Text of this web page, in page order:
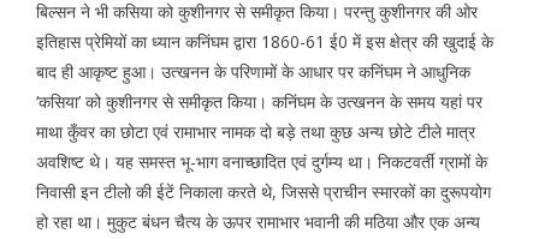
बिल्सन ने भी कसिया को कुशीनगर से समीकृत किया। परन्तु कुशीनगर की ओर
इतिहास प्रेमियों का ध्यान कनिंघम द्वारा 1860-61 ई0 में इस क्षेत्र की खुदाई के
बाद ही आकृष्ट हुआ। उत्खनन के परिणामों के आधार पर कनिंघम ने आधुनिक
‘कसिया’ को कुशीनगर से समीकृत किया। कनिंघम के उत्खनन के समय यहां पर
माथा कुँवर का छोटा एवं रामाभार नामक दो बड़े तथा कुछ अन्य छोटे टीले मात्र
अवशिष्ट थे। यह समस्त भू-भाग वनाच्छादित एवं दुर्गम्य था। निकटवर्ती ग्रामों के
निवासी इन टीलो की ईटें निकाला करते थे, जिससे प्राचीन स्मारकों का दुरूपयोग
हो रहा था। मुकुट बंधन चैत्य के ऊपर रामाभार भवानी की मठिया और एक अन्य